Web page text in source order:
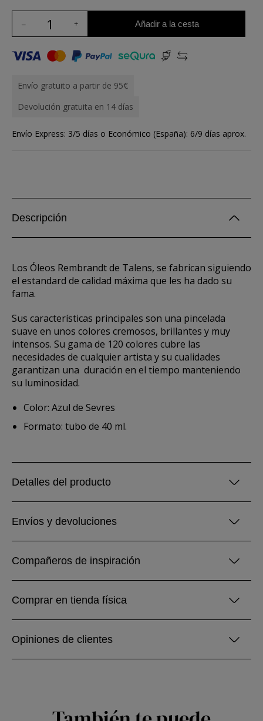
Añadir a la cesta
Envío gratuito a partir de 95€
Devolución gratuita en 14 días
Envío Express: 3/5 días o Económico (España): 6/9 días aprox.
Descripción
Los Óleos Rembrandt de Talens, se fabrican siguiendo
el estandard de calidad máxima que les ha dado su
fama.
Sus características principales son una pincelada
suave en unos colores cremosos, brillantes y muy
intensos. Su gama de 120 colores cubre las
necesidades de cualquier artista y su cualidades
garantizan una duración en el tiempo manteniendo
su luminosidad.
Color: Azul de Sevres
Formato: tubo de 40 ml.
Detalles del producto
Envíos y devoluciones
Compañeros de inspiración
Comprar en tienda física
Opiniones de clientes